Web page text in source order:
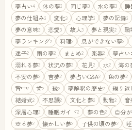
夢占い4 体の夢3 同じ夢3 水の夢3
夢の仕組み3 変化3 心理学3 夢の記録3
夢の意味3 恋愛3 故人3 夢と現実2 職
夢ランキング2 料理2 息ができない夢2
迷子2 雨の夢2 まとめ2 楽器2 夢占い
溺れる夢2 状況の夢2 花見2 水2 海の
不安の夢2 吉夢2 夢占いQ&A2 色の夢2
背中2 歯2 縁2 夢解釈の歴史2 繰り返
結婚式2 不思議2 文化と夢2 動物2 音
深層心理2 睡眠ガイド2 夢の色2 自分
登る夢2 懐かしい夢2 子供の頃の夢2